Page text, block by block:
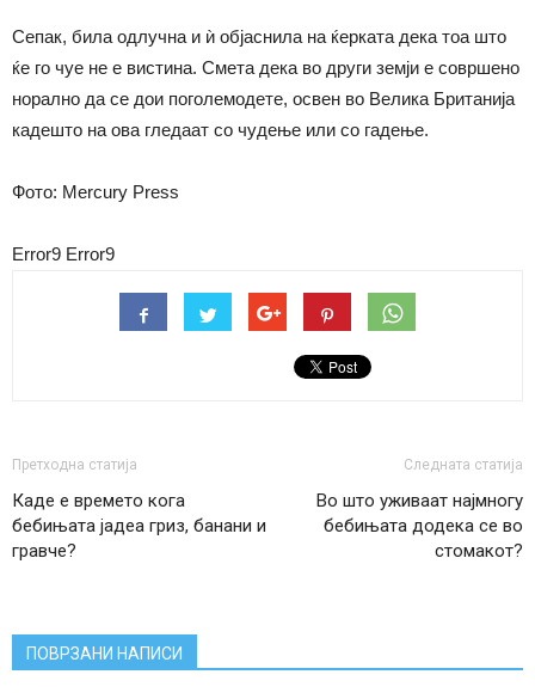
Сепак, била одлучна и ѝ објаснила на ќерката дека тоа што
ќе го чуе не е вистина. Смета дека во други земји е совршено
норално да се дои поголемодете, освен во Велика Британија
кадешто на ова гледаат со чудење или со гадење.
Фото: Mercury Press
Error9 Error9
Претходна статија
Каде е времето кога
бебињата јадеа гриз, банани и
гравче?
Следната статија
Во што уживаат најмногу
бебињата додека се во
стомакот?
ПОВРЗАНИ НАПИСИ